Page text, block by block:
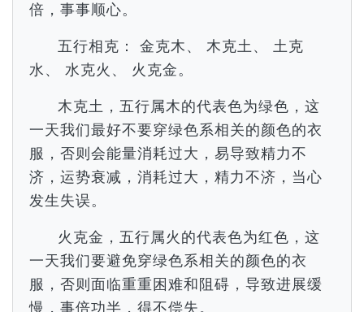
倍，事事顺心。
五行相克： 金克木、 木克土、 土克
水、 水克火、 火克金。
木克土，五行属木的代表色为绿色，这
一天我们最好不要穿绿色系相关的颜色的衣
服，否则会能量消耗过大，易导致精力不
济，运势衰减，消耗过大，精力不济，当心
发生失误。
火克金，五行属火的代表色为红色，这
一天我们要避免穿绿色系相关的颜色的衣
服，否则面临重重困难和阻碍，导致进展缓
慢，事倍功半，得不偿失。